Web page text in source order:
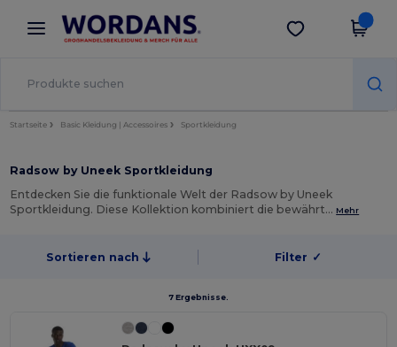
× Wordans App
Bessere Preise in der App!
App holen
Startseite Basic Kleidung | Accessoires Sportkleidung
Radsow by Uneek Sportkleidung
Entdecken Sie die funktionale Welt der Radsow by Uneek
Sportkleidung. Diese Kollektion kombiniert die bewährt… Mehr
Sortieren nach Filter ✓
7 Ergebnisse.